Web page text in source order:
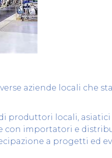
aziende locali che
produttori locali,
importatori e
a progetti ed